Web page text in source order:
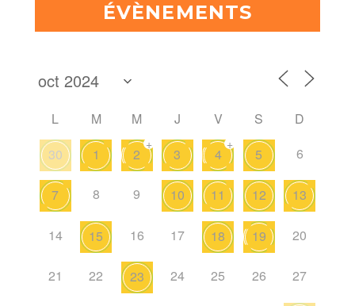
ÉVÈNEMENTS
L M M J V S
D
30
1 2
+
3 4
+
5 6
7 8 9 10 11 12 13
14 15 16 17 18 19 20
21 22 23 24 25 26 27